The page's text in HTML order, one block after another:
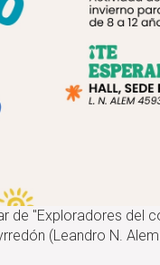
de "Exploradores del
(Leandro N.